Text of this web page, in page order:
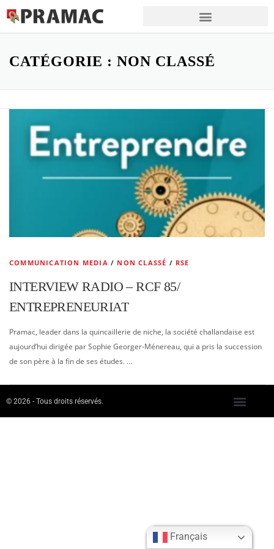
CATÉGORIE : NON CLASSÉ
COMMUNICATION MEDIA / NON CLASSÉ / RSE
INTERVIEW RADIO – RCF 85/
ENTREPRENEURIAT
Pramac, leader dans la quincaillerie de niche, la société challandaise est
aujourd’hui dirigée par Sophie Georger-Ménereau, qui a pris la succession
de son père à la fin de ses études. …
© 2026 - Tous droits réservés.
Français